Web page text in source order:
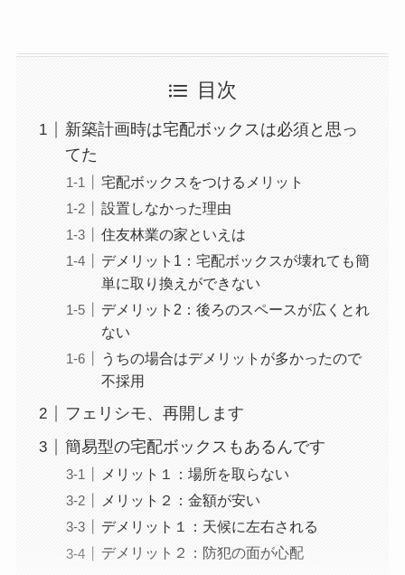
目次
新築計画時は宅配ボックスは必須と思っ
てた
宅配ボックスをつけるメリット
設置しなかった理由
住友林業の家といえは
デメリット1：宅配ボックスが壊れても簡
単に取り換えができない
デメリット2：後ろのスペースが広くとれ
ない
うちの場合はデメリットが多かったので
不採用
フェリシモ、再開します
簡易型の宅配ボックスもあるんです
メリット１：場所を取らない
メリット２：金額が安い
デメリット１：天候に左右される
デメリット２：防犯の面が心配